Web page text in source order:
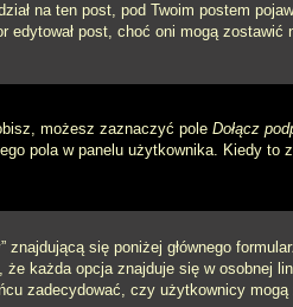
na ten post, pod Twoim postem
post, choć oni mogą
możesz zaznaczyć pole Dołącz
pola w panelu użytkownika. Kiedy to
się poniżej głównego
każda opcja znajduje się w
zadecydować, czy użytkownicy mogą